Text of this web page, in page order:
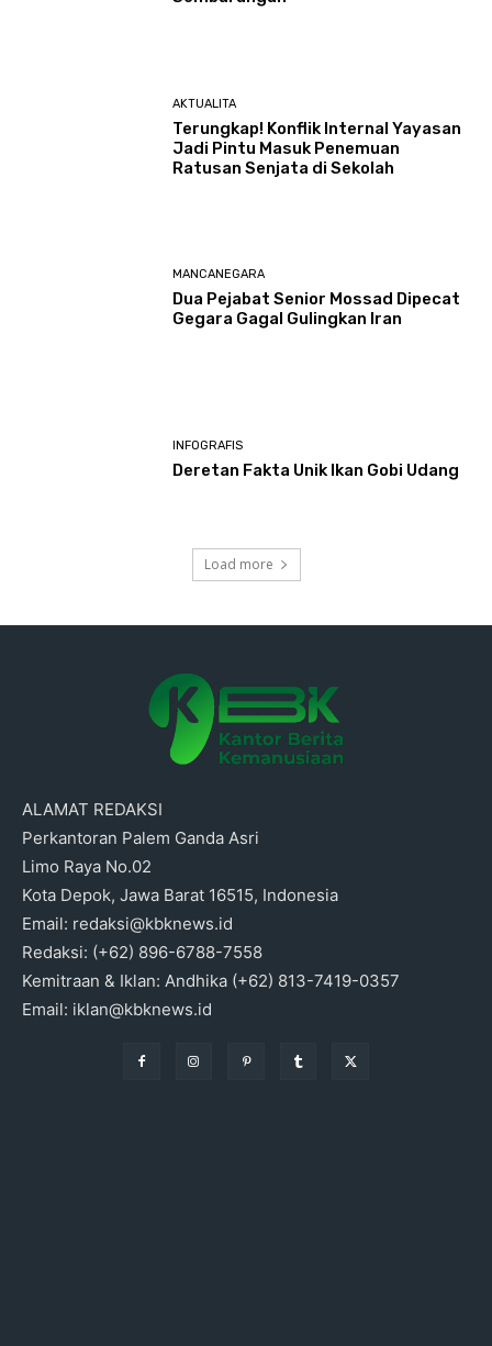
AKTUALITA
Terungkap! Konflik Internal Yayasan
Jadi Pintu Masuk Penemuan
Ratusan Senjata di Sekolah
MANCANEGARA
Dua Pejabat Senior Mossad Dipecat
Gegara Gagal Gulingkan Iran
INFOGRAFIS
Deretan Fakta Unik Ikan Gobi Udang
Load more
ALAMAT REDAKSI
Perkantoran Palem Ganda Asri
Limo Raya No.02
Kota Depok, Jawa Barat 16515, Indonesia
Email: redaksi@kbknews.id
Redaksi: (+62) 896-6788-7558
Kemitraan & Iklan: Andhika (+62) 813-7419-0357
Email: iklan@kbknews.id